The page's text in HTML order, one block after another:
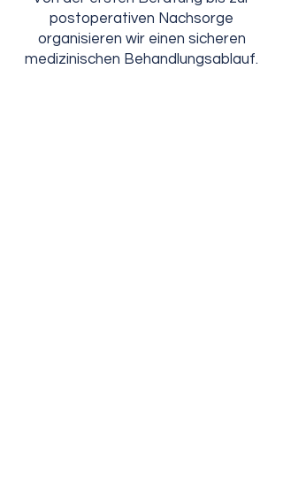
postoperativen Nachsorge
organisieren wir einen sicheren
medizinischen Behandlungsablauf.